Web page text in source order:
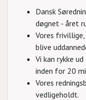
Dansk
døgnet - året
Vores frivillige,
blive
Vi kan rykke
inden for 20
Vores
vedligeholdt.